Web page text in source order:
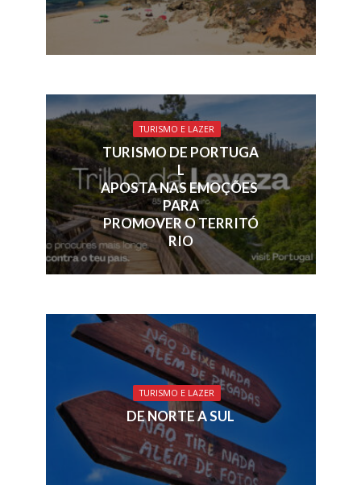
TURISMO E LAZER
TURISMO DE PORTUGA
L
APOSTA NAS EMOÇÕES
PARA
PROMOVER O TERRITÓ
RIO
TURISMO E LAZER
DE NORTE A SUL